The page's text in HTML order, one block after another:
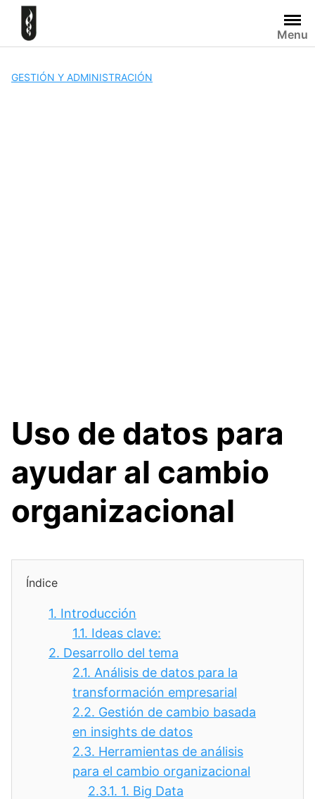
Skip
content
Menu
GESTIÓN Y ADMINISTRACIÓN
Uso de datos para
ayudar al cambio
organizacional
Índice
1. Introducción
1.1. Ideas clave:
2. Desarrollo del tema
2.1. Análisis de datos para la
transformación empresarial
2.2. Gestión de cambio basada
en insights de datos
2.3. Herramientas de análisis
para el cambio organizacional
2.3.1. 1. Big Data